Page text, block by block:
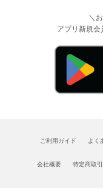
＼
アプリ新規会
ご利用ガイド よく
会社概要 特定商取